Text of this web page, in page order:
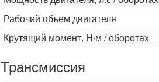
Рабочий объем двигателя
Крутящий момент, Н·м / оборотах
Трансмиссия